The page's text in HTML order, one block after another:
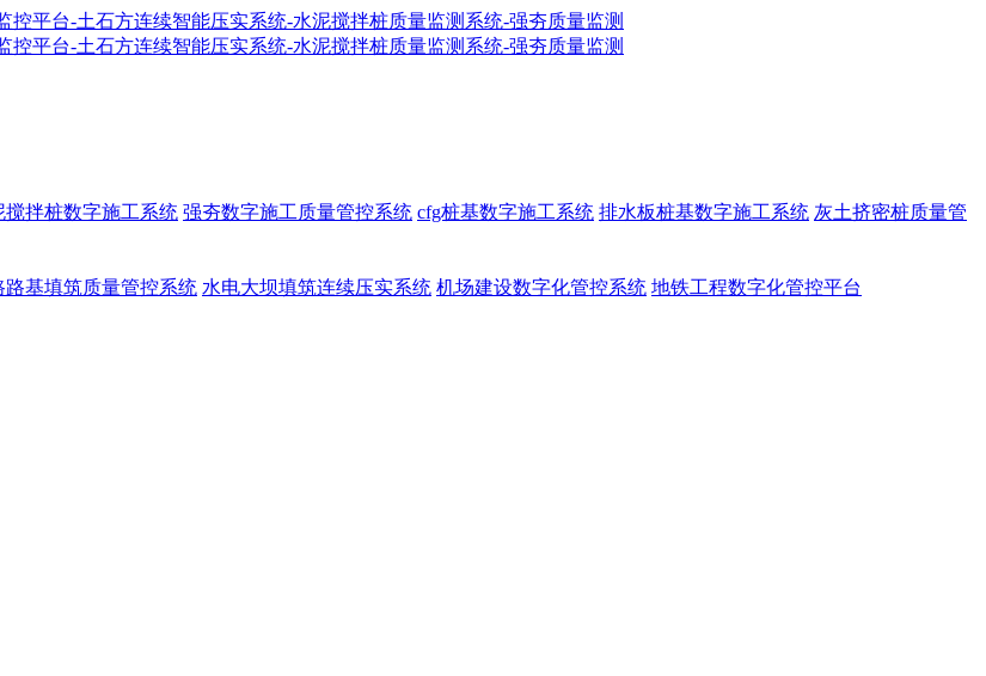
搅拌桩数字施工系统 强夯数字施工质量管控系统 cfg桩基数字施工系统 排水板桩基数字施工系统 灰土挤密桩质量管
路基填筑质量管控系统 水电大坝填筑连续压实系统 机场建设数字化管控系统 地铁工程数字化管控平台